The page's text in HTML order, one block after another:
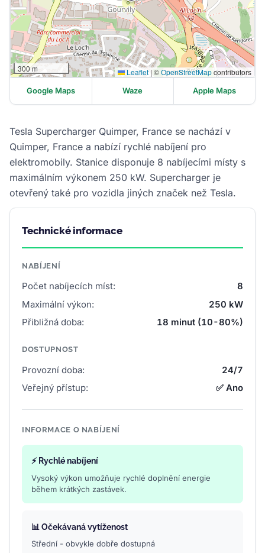
Tesla Supercharger Quimper, France se nachází v
Quimper, France a nabízí rychlé nabíjení pro
elektromobily. Stanice disponuje 8 nabíjecími místy s
maximálním výkonem 250 kW. Supercharger je
otevřený také pro vozidla jiných značek než Tesla.
Technické informace
NABÍJENÍ
Počet nabíjecích míst:
8
Maximální výkon:
250 kW
Přibližná doba:
18 minut (10-80%)
DOSTUPNOST
Provozní doba:
24/7
Veřejný přístup:
✅ Ano
INFORMACE O NABÍJENÍ
⚡ Rychlé nabíjení
Vysoký výkon umožňuje rychlé doplnění energie
během krátkých zastávek.
📊 Očekávaná vytíženost
Střední - obvykle dobře dostupná
300 m Leaflet | ©OpenStreetMapcontributors
Google Maps Waze Apple Maps